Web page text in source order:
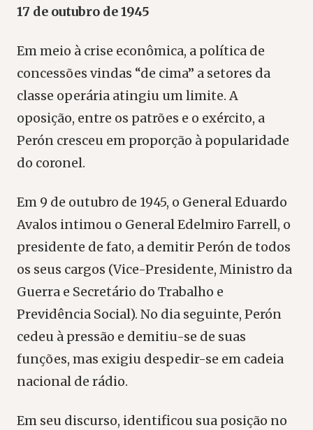
17 de outubro de 1945
Em meio à crise econômica, a política de
concessões vindas “de cima” a setores da
classe operária atingiu um limite. A
oposição, entre os patrões e o exército, a
Perón cresceu em proporção à popularidade
do coronel.
Em 9 de outubro de 1945, o General Eduardo
Avalos intimou o General Edelmiro Farrell, o
presidente de fato, a demitir Perón de todos
os seus cargos (Vice-Presidente, Ministro da
Guerra e Secretário do Trabalho e
Previdência Social). No dia seguinte, Perón
cedeu à pressão e demitiu-se de suas
funções, mas exigiu despedir-se em cadeia
nacional de rádio.
Em seu discurso, identificou sua posição no